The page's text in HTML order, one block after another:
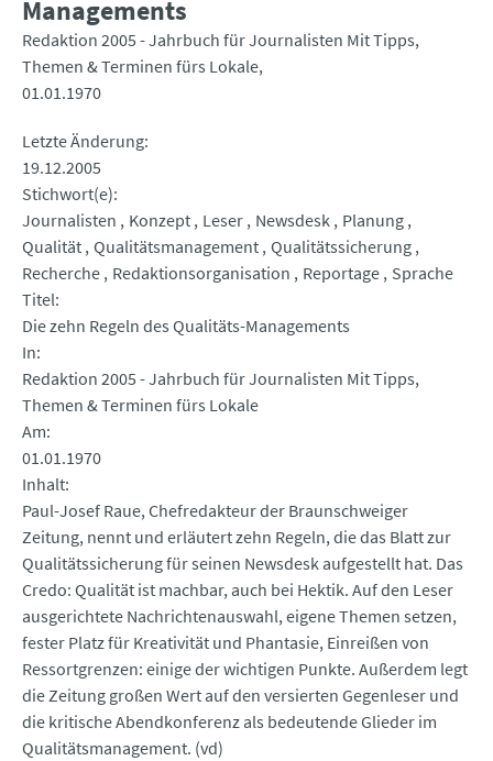
Managements
Redaktion 2005 - Jahrbuch für Journalisten Mit Tipps,
Themen & Terminen fürs Lokale
01.01.1970
Letzte Änderung
19.12.2005
Stichwort(e)
Journalisten
Konzept Leser Newsdesk Planung
Qualität Qualitätsmanagement Qualitätssicherung
Recherche Redaktionsorganisation Reportage Sprache
Titel
Die zehn Regeln des Qualitäts-Managements
In
Redaktion 2005 - Jahrbuch für Journalisten Mit Tipps,
Themen & Terminen fürs Lokale
Am
01.01.1970
Inhalt
Paul-Josef Raue, Chefredakteur der Braunschweiger
Zeitung, nennt und erläutert zehn Regeln, die das Blatt zur
Qualitätssicherung für seinen Newsdesk aufgestellt hat. Das
Credo: Qualität ist machbar, auch bei Hektik. Auf den Leser
ausgerichtete Nachrichtenauswahl, eigene Themen setzen,
fester Platz für Kreativität und Phantasie, Einreißen von
Ressortgrenzen: einige der wichtigen Punkte. Außerdem legt
die Zeitung großen Wert auf den versierten Gegenleser und
die kritische Abendkonferenz als bedeutende Glieder im
Qualitätsmanagement. (vd)